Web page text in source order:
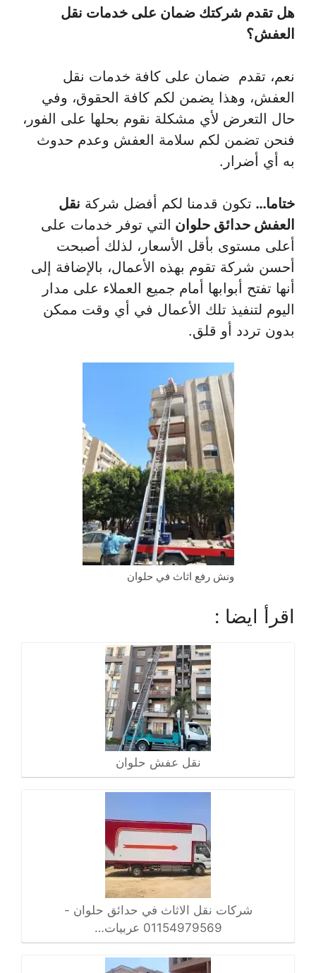
هل تقدم شركتك ضمان على خدمات نقل
العفش؟
نعم، تقدم ضمان على كافة خدمات نقل
العفش، وهذا يضمن لكم كافة الحقوق، وفي
حال التعرض لأي مشكلة نقوم بحلها على الفور،
فنحن تضمن لكم سلامة العفش وعدم حدوث
به أي أضرار.
ختاما… تكون قدمنا لكم أفضل شركة نقل
العفش حدائق حلوان التي توفر خدمات على
أعلى مستوى بأقل الأسعار، لذلك أصبحت
أحسن شركة تقوم بهذه الأعمال، بالإضافة إلى
أنها تفتح أبوابها أمام جميع العملاء على مدار
اليوم لتنفيذ تلك الأعمال في أي وقت ممكن
بدون تردد أو قلق.
ونش رفع اثاث في حلوان
اقرأ ايضا :
نقل عفش حلوان
شركات نقل الاثاث في حدائق حلوان -
01154979569 عربيات…